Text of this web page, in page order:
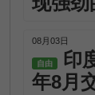
08月03日
自由
印
年8月